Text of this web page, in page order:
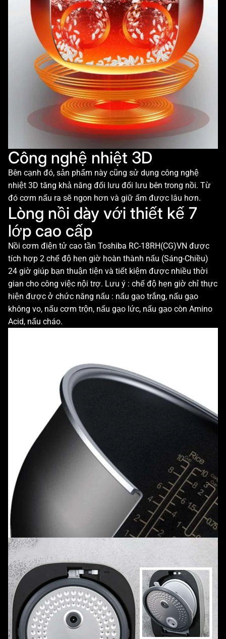
Công nghệ nhiệt 3D
Bên cạnh đó, sản phẩm này cũng sử dụng công nghệ
nhiệt 3D tăng khả năng đối lưu đối lưu bên trong nồi. Từ
đó cơm nấu ra sẽ ngon hơn và giữ ấm được lâu hơn.
Lòng nồi dày với thiết kế 7
lớp cao cấp
Nồi cơm điện tử cao tần Toshiba RC-18RH(CG)VN được
tích hợp 2 chế độ hẹn giờ hoàn thành nấu (Sáng-Chiều)
24 giờ giúp bạn thuận tiện và tiết kiệm được nhiều thời
gian cho công việc nội trợ. Lưu ý : chế độ hẹn giờ chỉ thực
hiện được ở chức năng nấu : nấu gạo trắng, nấu gạo
không vo, nấu cơm trộn, nấu gạo lức, nấu gạo còn Amino
Acid, nấu cháo.